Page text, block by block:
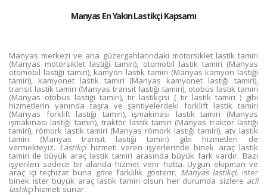
Manyas En Yakın Lastikçi Kapsamı
Manyas merkezi ve ana güzergahlarındaki motorsiklet lastik tamiri
(Manyas motorsiklet lastiği tamiri), otomobil lastik tamiri (Manyas
otomobil lastiği tamiri), kamyon lastik tamiri (Manyas kamyon lastiği
tamiri), kamyonet lastik tamiri (Manyas kamyonet lastiği tamiri),
transit lastik tamiri (Manyas transit lastiği tamiri), otobüs lastik tamiri
(Manyas otobüs lastiği tamiri), tır lastikçisi ( tır lastik tamiri ) gibi
hizmetlerin yanında taşra ve şantiyelerdeki forklift lastik tamiri
(Manyas forklift lastiği tamiri), işmakinası lastik tamiri (Manyas
işmakinası lastiği tamiri), traktör lastik tamiri (Manyas traktör lastiği
tamiri), römork lastik tamiri (Manyas römork lastiği tamiri), atv lastik
tamiri (Manyas transit lastiği tamiri) gibi hizmetleri de
vermekteyiz.Lastikçihizmeti veren işyerlerinde binek araç lastik
tamiri ile büyük araç lastik tamiri arasında büyük fark vardır. Bazı
işyerileri sadece bir alanda hizmet verir hatta. Uygun ekipman ve
araç içi teçhizat buna göre farklılık gösterir. Manyas lastikçi, ister
binek ister büyük araç lastik tamiri olsun her durumda sizlere acil
lastikçihizmeti sunar.